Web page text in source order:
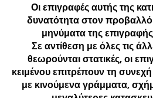
Οι επιγραφές αυτής της
δυνατότητα στον
μηνύματα της
Σε αντίθεση με όλες τις
θεωρούνται στατικές, οι
κειμένου επιτρέπουν τη
με κινούμενα γράμματα,